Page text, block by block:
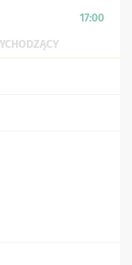
17:00